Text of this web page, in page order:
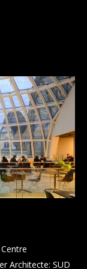
Architecte: SUD